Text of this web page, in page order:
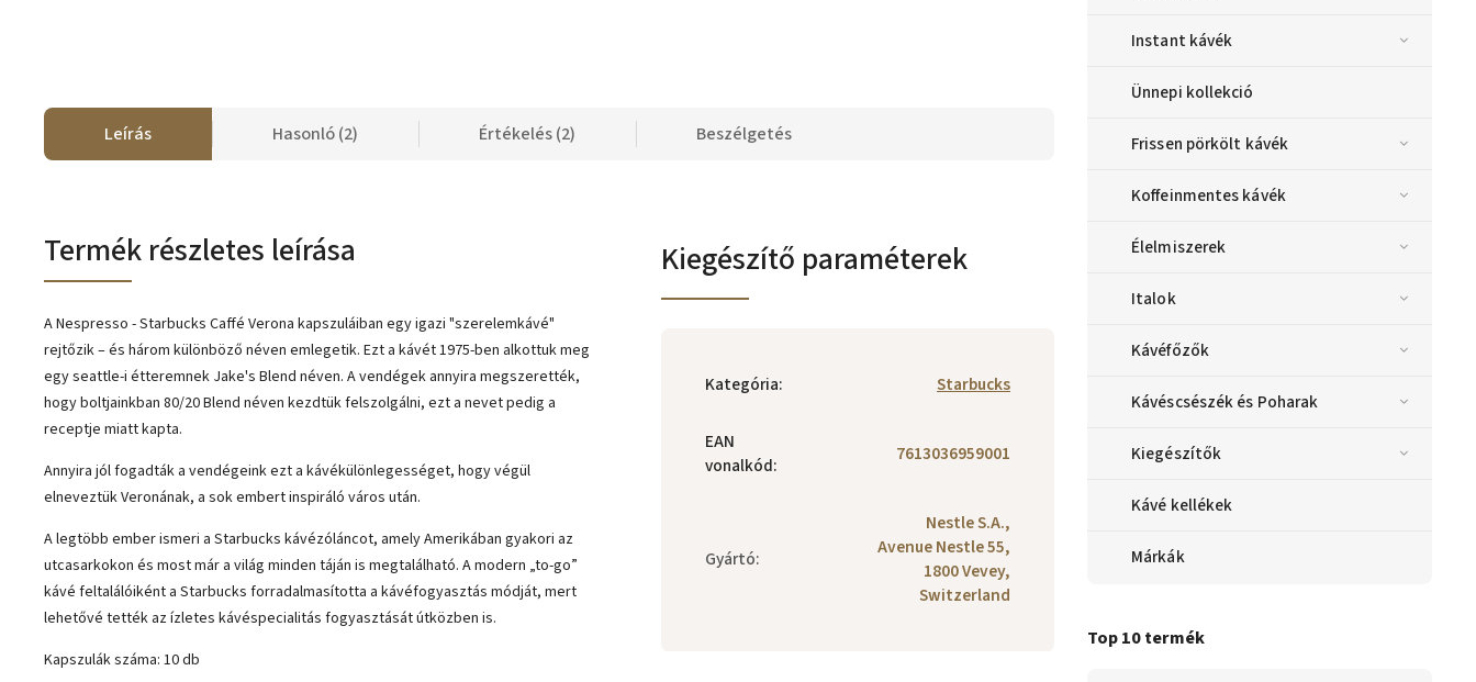
Instant kávék
Ünnepi kollekció
Frissen pörkölt kávék
Koffeinmentes kávék
Élelmiszerek
Italok
Kávéfőzők
Kávéscsészék és Poharak
Kiegészítők
Kávé kellékek
Márkák
Top 10 termék
Leírás Hasonló (2) Értékelés (2) Beszélgetés
Termék részletes leírása
A Nespresso - Starbucks Caffé Verona kapszuláiban egy igazi "szerelemkávé"
rejtőzik – és három különböző néven emlegetik. Ezt a kávét 1975-ben alkottuk meg
egy seattle-i étteremnek Jake's Blend néven. A vendégek annyira megszerették,
hogy boltjainkban 80/20 Blend néven kezdtük felszolgálni, ezt a nevet pedig a
receptje miatt kapta.
Annyira jól fogadták a vendégeink ezt a kávékülönlegességet, hogy végül
elneveztük Veronának, a sok embert inspiráló város után.
A legtöbb ember ismeri a Starbucks kávézóláncot, amely Amerikában gyakori az
utcasarkokon és most már a világ minden táján is megtalálható. A modern „to-go”
kávé feltalálóiként a Starbucks forradalmasította a kávéfogyasztás módját, mert
lehetővé tették az ízletes kávéspecialitás fogyasztását útközben is.
Kapszulák száma: 10 db
Kiegészítő paraméterek
Kategória: Starbucks
EAN
vonalkód: 7613036959001
Gyártó:
Nestle S.A.,
Avenue Nestle 55,
1800 Vevey,
Switzerland